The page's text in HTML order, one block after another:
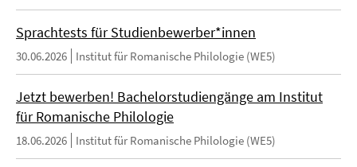
Sprachtests für Studienbewerber*innen
30.06.2026 Institut für Romanische Philologie (WE5)
Jetzt bewerben! Bachelorstudiengänge am Institut
für Romanische Philologie
18.06.2026 Institut für Romanische Philologie (WE5)